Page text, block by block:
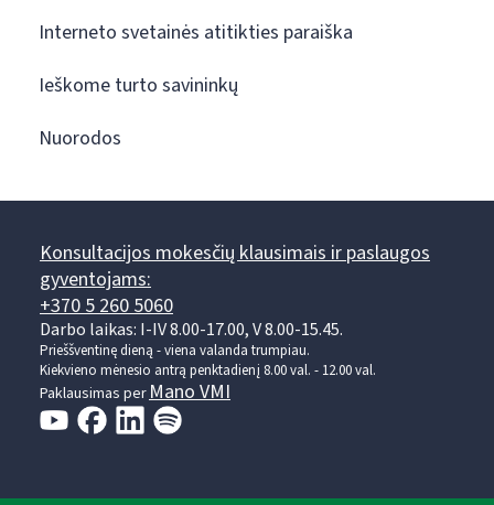
Interneto svetainės atitikties paraiška
Ieškome turto savininkų
Nuorodos
Konsultacijos mokesčių klausimais ir paslaugos
gyventojams:
+370 5 260 5060
Darbo laikas: I-IV 8.00-17.00, V 8.00-15.45.
Prieššventinę dieną - viena valanda trumpiau.
Kiekvieno mėnesio antrą penktadienį 8.00 val. - 12.00 val.
Paklausimas perMano VMI